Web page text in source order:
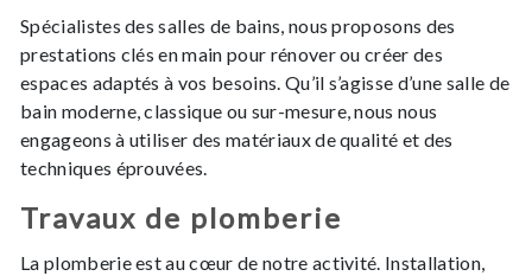
Spécialistes des salles de bains, nous proposons des
prestations clés en main pour rénover ou créer des
espaces adaptés à vos besoins. Qu’il s’agisse d’une salle de
bain moderne, classique ou sur-mesure, nous nous
engageons à utiliser des matériaux de qualité et des
techniques éprouvées.
Travaux de plomberie
La plomberie est au cœur de notre activité. Installation,